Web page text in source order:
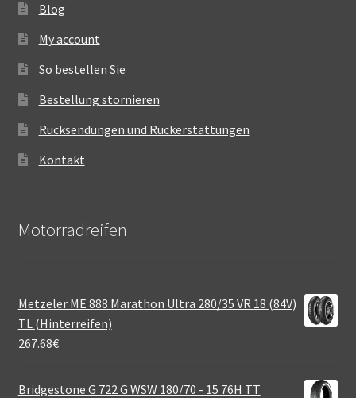
Blog
My account
So bestellen Sie
Bestellung stornieren
Rücksendungen und Rückerstattungen
Kontakt
Motorradreifen
Metzeler ME 888 Marathon Ultra 280/35 VR 18 (84V)
TL (Hinterreifen)
267.68€
Bridgestone G 722 G WSW 180/70 - 15 76H TT